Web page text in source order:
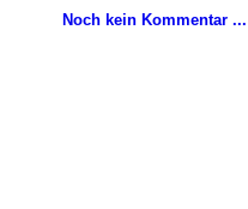
Noch kein Kommentar ...